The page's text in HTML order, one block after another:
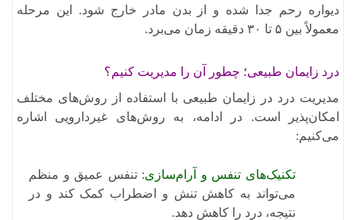
دیواره رحم جدا شده و از بدن مادر خارج شود. این مرحله
معمولاً بین ۵ تا ۳۰ دقیقه زمان می‌برد.
درد زایمان طبیعی؛ چطور آن را مدیریت کنیم؟
مدیریت درد در زایمان طبیعی با استفاده از روش‌های مختلف
امکان‌پذیر است. در ادامه، به روش‌های غیردارویی اشاره
می‌کنیم:​
تکنیک‌های تنفس و آرام‌سازی: تنفس عمیق و منظم
می‌تواند به کاهش تنش و اضطراب کمک کند و در
نتیجه، درد را کاهش دهد. ​